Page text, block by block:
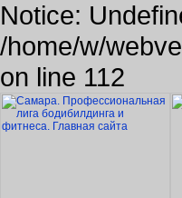
Notice:
/home/w/
on line 112